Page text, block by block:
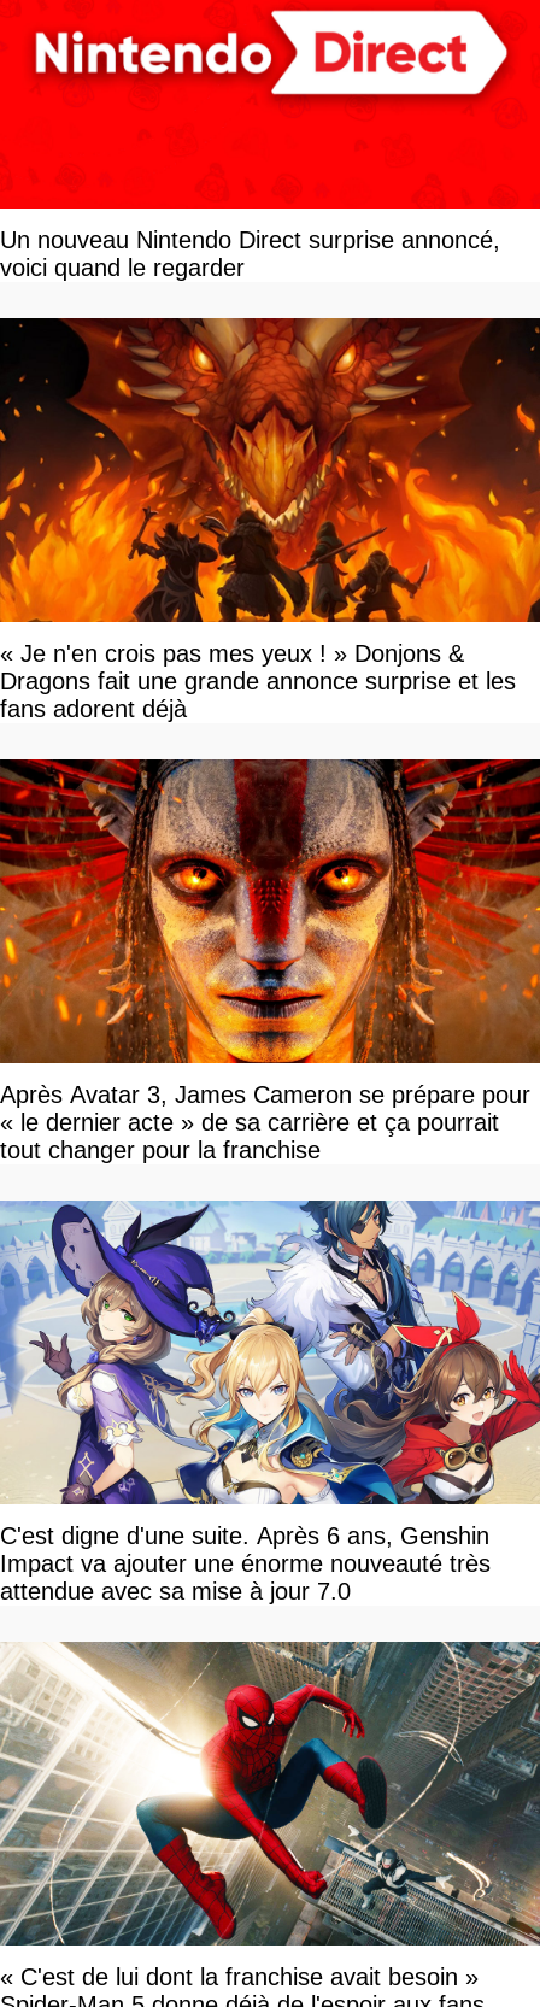
Un nouveau Nintendo Direct surprise annoncé,
voici quand le regarder
« Je n'en crois pas mes yeux ! » Donjons &
Dragons fait une grande annonce surprise et les
fans adorent déjà
Après Avatar 3, James Cameron se prépare pour
« le dernier acte » de sa carrière et ça pourrait
tout changer pour la franchise
C'est digne d'une suite. Après 6 ans, Genshin
Impact va ajouter une énorme nouveauté très
attendue avec sa mise à jour 7.0
« C'est de lui dont la franchise avait besoin »